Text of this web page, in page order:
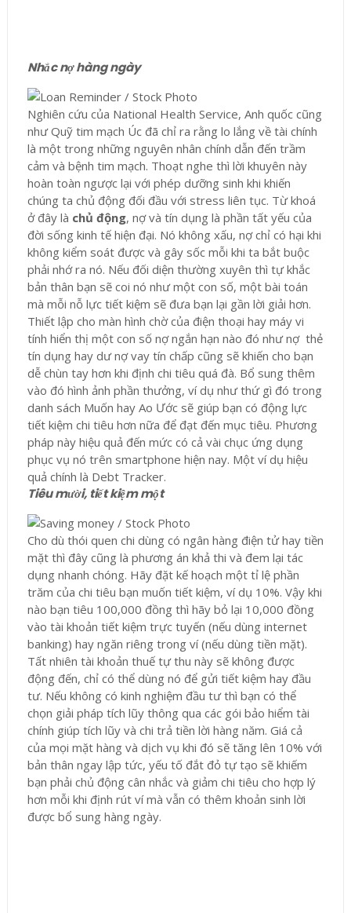
Nhắc nợ hàng ngày
Nghiên cứu của National Health Service, Anh quốc cũng
như Quỹ tim mạch Úc đã chỉ ra rằng lo lắng về tài chính
là một trong những nguyên nhân chính dẫn đến trầm
cảm và bệnh tim mạch. Thoạt nghe thì lời khuyên này
hoàn toàn ngược lại với phép dưỡng sinh khi khiến
chúng ta chủ động đối đầu với stress liên tục. Từ khoá
ở đây là chủ động, nợ và tín dụng là phần tất yếu của
đời sống kinh tế hiện đại. Nó không xấu, nợ chỉ có hại khi
không kiểm soát được và gây sốc mỗi khi ta bắt buộc
phải nhớ ra nó. Nếu đối diện thường xuyên thì tự khắc
bản thân bạn sẽ coi nó như một con số, một bài toán
mà mỗi nỗ lực tiết kiệm sẽ đưa bạn lại gần lời giải hơn.
Thiết lập cho màn hình chờ của điện thoại hay máy vi
tính hiển thị một con số nợ ngắn hạn nào đó như nợ thẻ
tín dụng hay dư nợ vay tín chấp cũng sẽ khiến cho bạn
dễ chùn tay hơn khi định chi tiêu quá đà. Bổ sung thêm
vào đó hình ảnh phần thưởng, ví dụ như thứ gì đó trong
danh sách Muốn hay Ao Ước sẽ giúp bạn có động lực
tiết kiệm chi tiêu hơn nữa để đạt đến mục tiêu. Phương
pháp này hiệu quả đến mức có cả vài chục ứng dụng
phục vụ nó trên smartphone hiện nay. Một ví dụ hiệu
quả chính là Debt Tracker.
Tiêu mười, tiết kiệm một
Cho dù thói quen chi dùng có ngân hàng điện tử hay tiền
mặt thì đây cũng là phương án khả thi và đem lại tác
dụng nhanh chóng. Hãy đặt kế hoạch một tỉ lệ phần
trăm của chi tiêu bạn muốn tiết kiệm, ví dụ 10%. Vậy khi
nào bạn tiêu 100,000 đồng thì hãy bỏ lại 10,000 đồng
vào tài khoản tiết kiệm trực tuyến (nếu dùng internet
banking) hay ngăn riêng trong ví (nếu dùng tiền mặt).
Tất nhiên tài khoản thuế tự thu này sẽ không được
động đến, chỉ có thể dùng nó để gửi tiết kiệm hay đầu
tư. Nếu không có kinh nghiệm đầu tư thì bạn có thể
chọn giải pháp tích lũy thông qua các gói bảo hiểm tài
chính giúp tích lũy và chi trả tiền lời hàng năm. Giá cả
của mọi mặt hàng và dịch vụ khi đó sẽ tăng lên 10% với
bản thân ngay lập tức, yếu tố đắt đỏ tự tạo sẽ khiếm
bạn phải chủ động cân nhắc và giảm chi tiêu cho hợp lý
hơn mỗi khi định rút ví mà vẫn có thêm khoản sinh lời
được bổ sung hàng ngày.